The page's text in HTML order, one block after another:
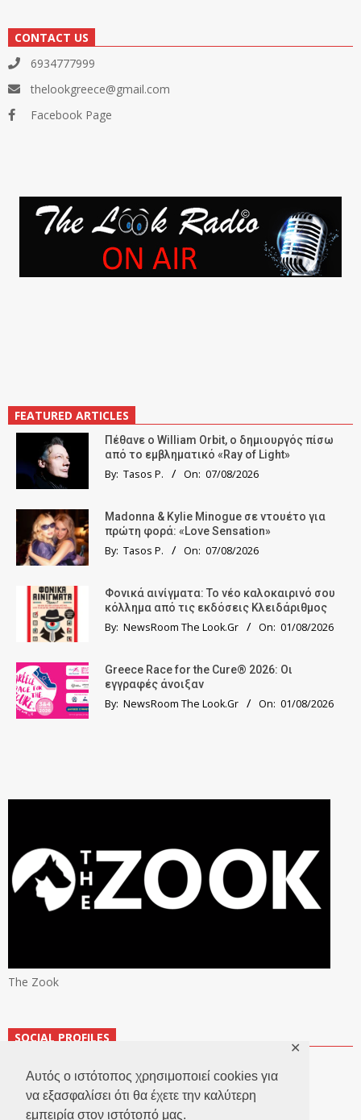
Αυτός ο ιστότοπος χρησιμοποιεί cookies για
να εξασφαλίσει ότι θα έχετε την καλύτερη
εμπειρία στον ιστότοπό μας.
✕
CONTACT US
6934777999
thelookgreece@gmail.com
Facebook Page
FEATURED ARTICLES
Πέθανε ο William Orbit, ο δημιουργός πίσω
από το εμβληματικό «Ray of Light»
By: Tasos P. On: 07/08/2026
Madonna & Kylie Minogue σε ντουέτο για
πρώτη φορά: «Love Sensation»
By: Tasos P. On: 07/08/2026
Φονικά αινίγματα: Το νέο καλοκαιρινό σου
κόλλημα από τις εκδόσεις Κλειδάριθμος
By: NewsRoom The Look.Gr On: 01/08/2026
Greece Race for the Cure® 2026: Οι
εγγραφές άνοιξαν
By: NewsRoom The Look.Gr On: 01/08/2026
The Zook
SOCIAL PROFILES